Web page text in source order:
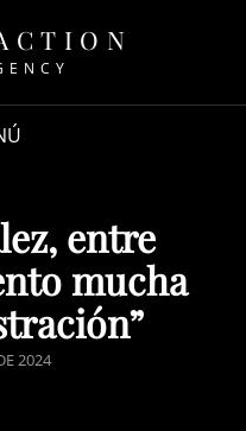
entre
mucha
2024